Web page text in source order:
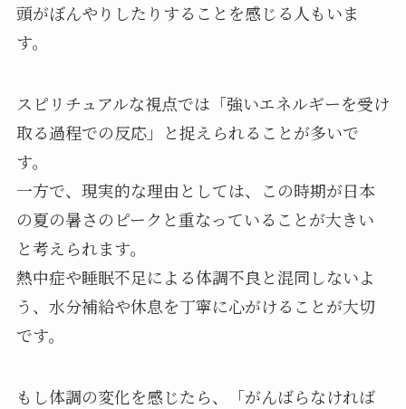
頭がぼんやりしたりすることを感じる人もいま
す。
スピリチュアルな視点では「強いエネルギーを受け
取る過程での反応」と捉えられることが多いで
す。
一方で、現実的な理由としては、この時期が日本
の夏の暑さのピークと重なっていることが大きい
と考えられます。
熱中症や睡眠不足による体調不良と混同しないよ
う、水分補給や休息を丁寧に心がけることが大切
です。
もし体調の変化を感じたら、「がんばらなければ